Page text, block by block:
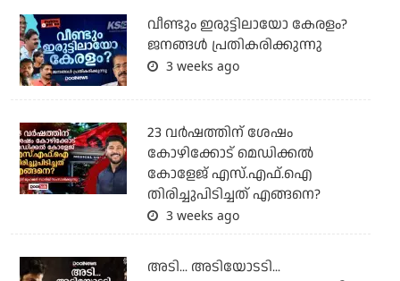
വീണ്ടും ഇരുട്ടിലായോ കേരളം?
ജനങ്ങൾ പ്രതികരിക്കുന്നു
3 weeks ago
23 വർഷത്തിന് ശേഷം
കോഴിക്കോട് മെഡിക്കൽ
കോളേജ് എസ്.എഫ്.ഐ
തിരിച്ചുപിടിച്ചത് എങ്ങനെ?
3 weeks ago
അടി... അടിയോടടി...